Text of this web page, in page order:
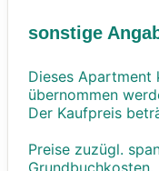
sonstige
Dieses Apartment
übernommen
Der Kaufpreis
Preise zuzügl.